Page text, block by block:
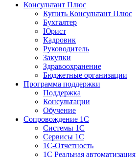
Консультант Плюс
Купить Консультант Плюс
Бухгалтер
Юрист
Кадровик
Руководитель
Закупки
Здравоохранение
Бюджетные организации
Программа поддержки
Поддержка
Консультации
Обучение
Сопровождение 1С
Системы 1С
Сервисы 1С
1C-Отчетность
1С Реальная автоматизация